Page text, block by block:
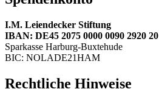
I.M. Leiendecker Stiftung
IBAN: DE45 2075 0000 0090 2920 20
Sparkasse Harburg-Buxtehude
BIC: NOLADE21HAM
Rechtliche Hinweise